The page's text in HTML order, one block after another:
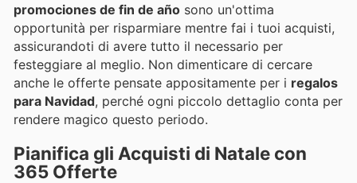
promociones de fin de año sono un'ottima
opportunità per risparmiare mentre fai i tuoi acquisti,
assicurandoti di avere tutto il necessario per
festeggiare al meglio. Non dimenticare di cercare
anche le offerte pensate appositamente per i regalos
para Navidad, perché ogni piccolo dettaglio conta per
rendere magico questo periodo.
Pianifica gli Acquisti di Natale con
365 Offerte